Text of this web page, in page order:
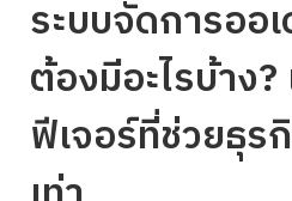
ระบบจัดการออ
ต้องมีอะไรบ้าง
ฟีเจอร์ที่ช่วยธุร